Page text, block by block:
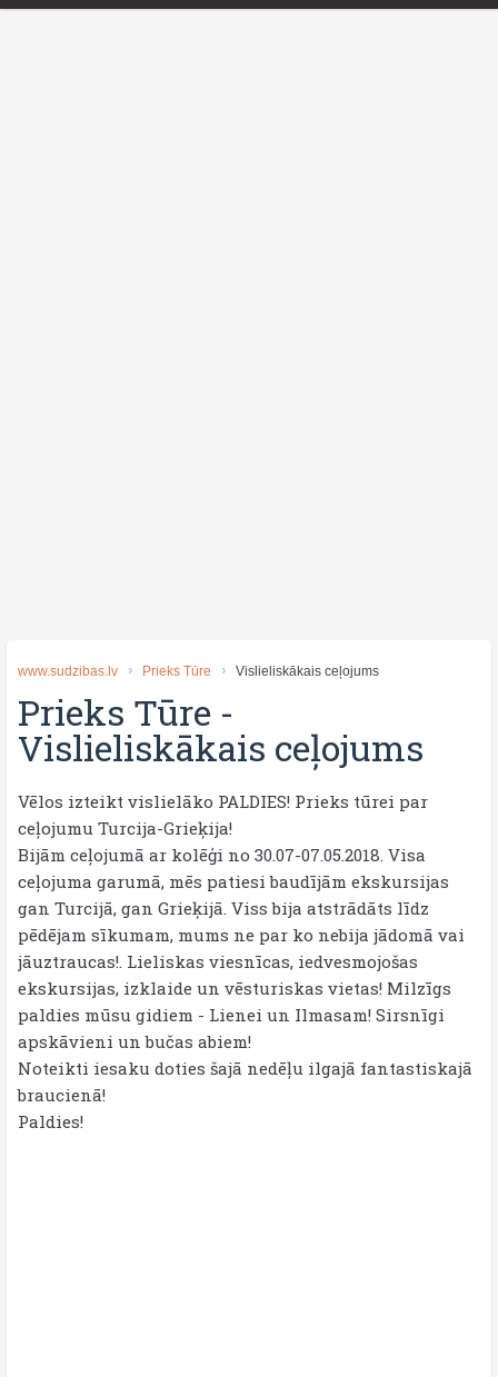
www.sudzibas.lv Prieks Tūre Vislieliskākais ceļojums
Prieks Tūre -
Vislieliskākais ceļojums
Vēlos izteikt vislielāko PALDIES! Prieks tūrei par
ceļojumu Turcija-Grieķija!
Bijām ceļojumā ar kolēģi no 30.07-07.05.2018. Visa
ceļojuma garumā, mēs patiesi baudījām ekskursijas
gan Turcijā, gan Grieķijā. Viss bija atstrādāts līdz
pēdējam sīkumam, mums ne par ko nebija jādomā vai
jāuztraucas!. Lieliskas viesnīcas, iedvesmojošas
ekskursijas, izklaide un vēsturiskas vietas! Milzīgs
paldies mūsu gidiem - Lienei un Ilmasam! Sirsnīgi
apskāvieni un bučas abiem!
Noteikti iesaku doties šajā nedēļu ilgajā fantastiskajā
braucienā!
Paldies!